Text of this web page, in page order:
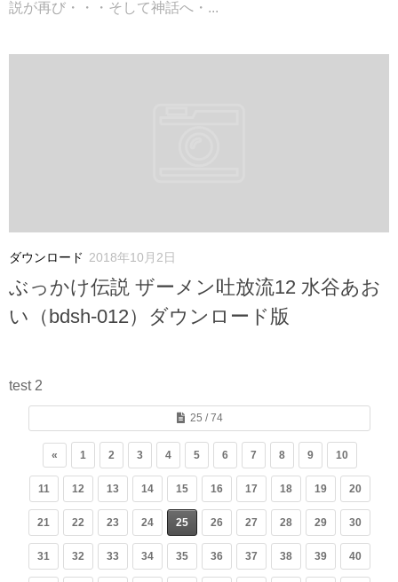
説が再び・・・そして神話へ・...
ダウンロード 2018年10月2日
ぶっかけ伝説 ザーメン吐放流12 水谷あお
い（bdsh-012）ダウンロード版
test 2
25 / 74
« 1 2 3 4 5 6 7 8 9 10
11 12 13 14 15 16 17 18 19 20
21 22 23 24 25 26 27 28 29 30
31 32 33 34 35 36 37 38 39 40